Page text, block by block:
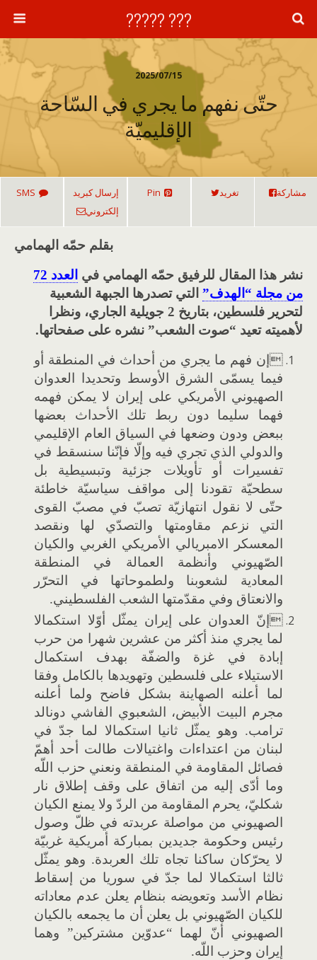
??? ?????
2025/07/15
حتّى نفهم ما يجري في السّاحة
الإقليميّة
مشاركة تغريد Pin
إرسال كبريد
إلكتروني
SMS
بقلم حمّه الهمامي
نشر هذا المقال للرفيق حمّه الهمامي في
العدد 72
من مجلة “الهدف” التي تصدرها الجبهة الشعبية
لتحرير فلسطين، بتاريخ 2 جويلية الجاري، ونظرا
لأهميته تعيد “صوت الشعب” نشره على صفحاتها.
إن فهم ما يجري من أحداث في المنطقة أو
فيما يسمّى الشرق الأوسط وتحديدا العدوان
الصهيوني الأمريكي على إيران لا يمكن فهمه
فهما سليما دون ربط تلك الأحداث بعضها
ببعض ودون وضعها في السياق العام الإقليمي
والدولي الذي تجري فيه وإلّا فإنّنا سنسقط في
تفسيرات أو تأويلات جزئية وتبسيطية بل
سطحيّة تقودنا إلى مواقف سياسيّة خاطئة
حتّى لا نقول انتهازيّة تصبّ في مصبّ القوى
التي نزعم مقاومتها والتصدّي لها ونقصد
المعسكر الامبريالي الأمريكي الغربي والكيان
الصّهيوني وأنظمة العمالة في المنطقة
المعادية لشعوبنا ولطموحاتها في التحرّر
والانعتاق وفي مقدّمتها الشعب الفلسطيني.
إنّ العدوان على إيران يمثّل أوّلا استكمالا
لما يجري منذ أكثر من عشرين شهرا من حرب
إبادة في غزة والضفّة بهدف استكمال
الاستيلاء على فلسطين وتهويدها بالكامل وفقا
لما أعلنه الصهاينة بشكل فاضح ولما أعلنه
مجرم البيت الأبيض، الشعبوي الفاشي دونالد
ترامب. وهو يمثّل ثانيا استكمالا لما جدّ في
لبنان من اعتداءات واغتيالات طالت أحد أهمّ
فصائل المقاومة في المنطقة ونعني حزب اللّه
وما أدّى إليه من اتفاق على وقف إطلاق نار
شكليّ، يحرم المقاومة من الردّ ولا يمنع الكيان
الصهيوني من مواصلة عربدته في ظلّ وصول
رئيس وحكومة جديدين بمباركة أمريكية غربيّة
لا يحرّكان ساكنا تجاه تلك العربدة. وهو يمثّل
ثالثا استكمالا لما جدّ في سوريا من إسقاط
نظام الأسد وتعويضه بنظام يعلن عدم معاداته
للكيان الصّهيوني بل يعلن أن ما يجمعه بالكيان
الصهيوني أنّ لهما “عدوّين مشتركين” وهما
إيران وحزب اللّه.